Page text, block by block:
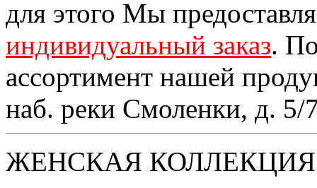
для этого Мы
индивидуальный заказ.
ассортимент нашей
наб. реки Смоленки, д. 5/
ЖЕНСКАЯ КОЛЛЕКЦИЯ